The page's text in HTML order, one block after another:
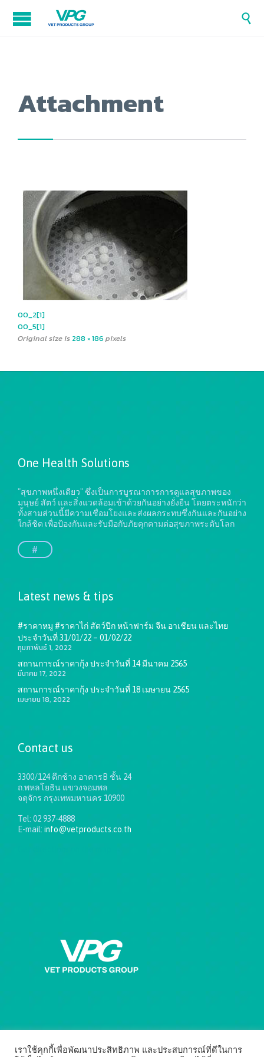

Attachment
00_2[1]
00_5[1]
Original size is 288 × 186 pixels
One Health Solutions
"สุขภาพหนึ่งเดียว" ซึ่งเป็นการบูรณาการการดูแลสุขภาพของ
มนุษย์ สัตว์ และสิ่งแวดล้อมเข้าด้วยกันอย่างยั่งยืนโดยตระหนักว่า
ทั้งสามส่วนนี้มีความเชื่อมโยงและส่งผลกระทบซึ่งกันและกันอย่าง
ใกล้ชิด เพื่อป้องกันและรับมือกับภัยคุกคามต่อสุขภาพระดับโลก
#
Latest news & tips
#ราคาหมู #ราคาไก่ สัตว์ปีก หน้าฟาร์ม จีน อาเชียน และไทย
ประจำวันที่ 31/01/22 – 01/02/22
กุมภาพันธ์ 1, 2022
สถานการณ์ราคากุ้ง ประจำวันที่ 14 มีนาคม 2565
มีนาคม 17, 2022
สถานการณ์ราคากุ้ง ประจำวันที่ 18 เมษายน 2565
เมษายน 18, 2022
Contact us
3300/124 ตึกช้าง อาคารB ชั้น 24
ถ.พหลโยธิน แขวงจอมพล
จตุจักร กรุงเทพมหานคร 10900
Tel: 02 937-4888
E-mail: info@vetproducts.co.th
เราใช้คุกกี้เพื่อพัฒนาประสิทธิภาพ และประสบการณ์ที่ดีในการ